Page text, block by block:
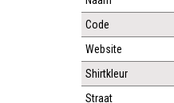
Code
Website
Shirtkleur
Straat